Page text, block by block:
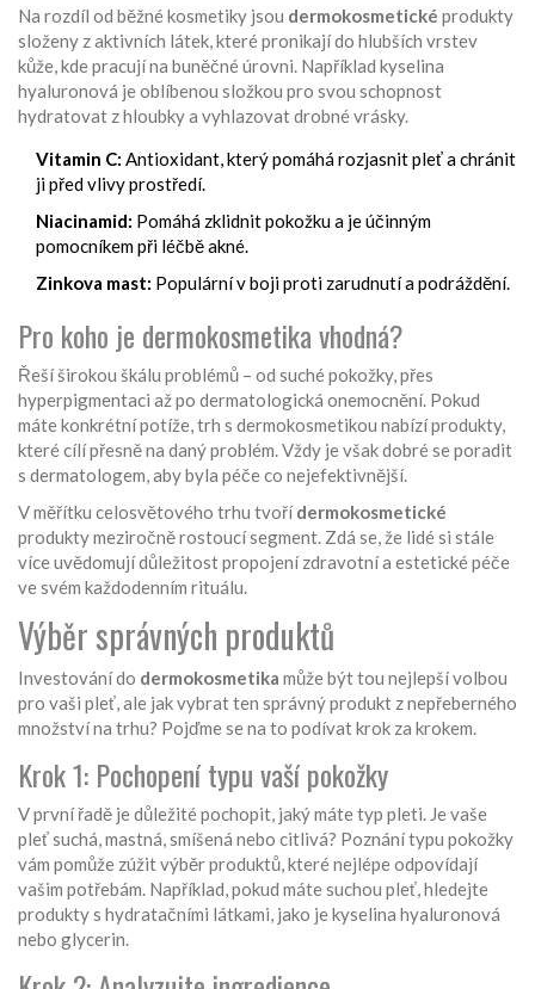
Na rozdíl od běžné kosmetiky jsou dermokosmetické produkty
složeny z aktivních látek, které pronikají do hlubších vrstev
kůže, kde pracují na buněčné úrovni. Například kyselina
hyaluronová je oblíbenou složkou pro svou schopnost
hydratovat z hloubky a vyhlazovat drobné vrásky.
Vitamin C: Antioxidant, který pomáhá rozjasnit pleť a chránit
ji před vlivy prostředí.
Niacinamid: Pomáhá zklidnit pokožku a je účinným
pomocníkem při léčbě akné.
Zinkova mast: Populární v boji proti zarudnutí a podráždění.
Pro koho je dermokosmetika vhodná?
Řeší širokou škálu problémů – od suché pokožky, přes
hyperpigmentaci až po dermatologická onemocnění. Pokud
máte konkrétní potíže, trh s dermokosmetikou nabízí produkty,
které cílí přesně na daný problém. Vždy je však dobré se poradit
s dermatologem, aby byla péče co nejefektivnější.
V měřítku celosvětového trhu tvořídermokosmetické
produkty meziročně rostoucí segment. Zdá se, že lidé si stále
více uvědomují důležitost propojení zdravotní a estetické péče
ve svém každodenním rituálu.
Výběr správných produktů
Investování do dermokosmetika může být tou nejlepší volbou
pro vaši pleť, ale jak vybrat ten správný produkt z nepřeberného
množství na trhu? Pojďme se na to podívat krok za krokem.
Krok 1: Pochopení typu vaší pokožky
V první řadě je důležité pochopit, jaký máte typ pleti. Je vaše
pleť suchá, mastná, smíšená nebo citlivá? Poznání typu pokožky
vám pomůže zúžit výběr produktů, které nejlépe odpovídají
vašim potřebám. Například, pokud máte suchou pleť, hledejte
produkty s hydratačními látkami, jako je kyselina hyaluronová
nebo glycerin.